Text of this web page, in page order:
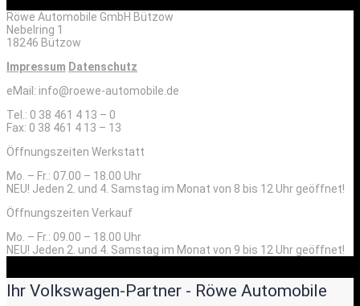
Röwe Automobile GmbH Bützow
Nebelring 1
18246 Bützow
Impressum Datenschutz
eMail: info@roewe-automobile.de
Tel.: 0 38 461 4 13 – 0
Fax: 0 38 461 4 13 – 13
Öffnungszeiten Werkstatt
Mo. – Fr.: 07.00 – 18.00 Uhr
NEU! Jeden 2. und 4. Samstag im Monat von 8 bis 12 Uhr geöffnet!
Öffnungszeiten Verkauf
Mo. – Fr.: 09.00 – 18.00 Uhr
NEU! Jeden 2. und 4. Samstag im Monat von 9 bis 12 Uhr geöffnet!
Ihr Volkswagen-Partner - Röwe Automobile